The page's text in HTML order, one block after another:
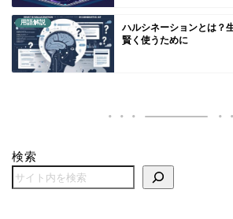
用語解説
ハルシネーションとは？
賢く使うために
検索